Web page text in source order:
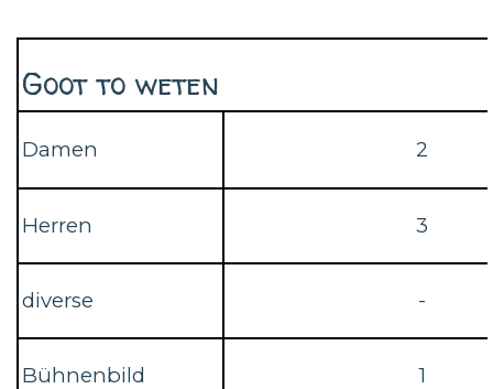
Goot to weten
Damen 2
Herren 3
diverse -
Bühnenbild 1